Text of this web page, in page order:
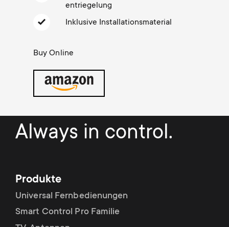
y
p
r
d
u
Kabelmanagement
d
r
y
u
p
entriegelung
Inklusive Installationsmaterial
Buy Online
Always in control.
Produkte
Universal Fernbedienungen
Smart Control Pro Familie